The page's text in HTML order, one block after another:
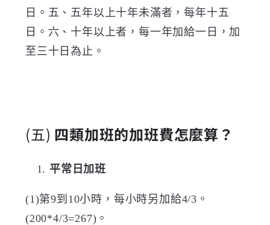
日。五、五年以上十年未滿者，每年十五
日。六、十年以上者，每一年加給一日，加
至三十日為止。
(五) 四類加班的加班費怎麼算？
平常日加班
(1)第9到 10小時，每小時另加給4/3 。
(200*4/3=267) 。